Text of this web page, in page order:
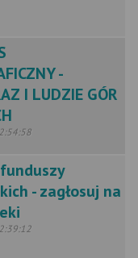
-
I LUDZIE GÓR
- zagłosuj na